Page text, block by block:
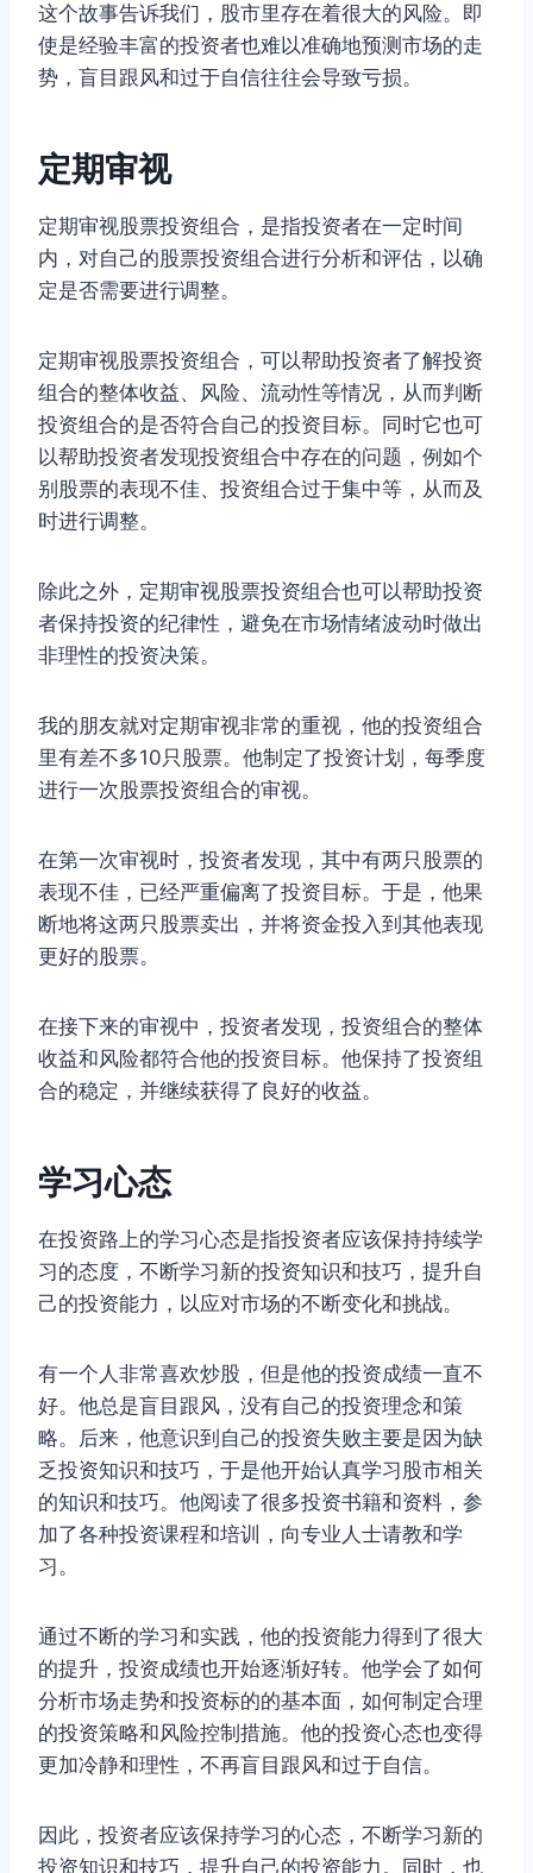
这个故事告诉我们，股市里存在着很大的风险。即
使是经验丰富的投资者也难以准确地预测市场的走
势，盲目跟风和过于自信往往会导致亏损。
定期审视
定期审视股票投资组合，是指投资者在一定时间
内，对自己的股票投资组合进行分析和评估，以确
定是否需要进行调整。
定期审视股票投资组合，可以帮助投资者了解投资
组合的整体收益、风险、流动性等情况，从而判断
投资组合的是否符合自己的投资目标。同时它也可
以帮助投资者发现投资组合中存在的问题，例如个
别股票的表现不佳、投资组合过于集中等，从而及
时进行调整。
除此之外，定期审视股票投资组合也可以帮助投资
者保持投资的纪律性，避免在市场情绪波动时做出
非理性的投资决策。
我的朋友就对定期审视非常的重视，他的投资组合
里有差不多10只股票。他制定了投资计划，每季度
进行一次股票投资组合的审视。
在第一次审视时，投资者发现，其中有两只股票的
表现不佳，已经严重偏离了投资目标。于是，他果
断地将这两只股票卖出，并将资金投入到其他表现
更好的股票。
在接下来的审视中，投资者发现，投资组合的整体
收益和风险都符合他的投资目标。他保持了投资组
合的稳定，并继续获得了良好的收益。
学习心态
在投资路上的学习心态是指投资者应该保持持续学
习的态度，不断学习新的投资知识和技巧，提升自
己的投资能力，以应对市场的不断变化和挑战。
有一个人非常喜欢炒股，但是他的投资成绩一直不
好。他总是盲目跟风，没有自己的投资理念和策
略。后来，他意识到自己的投资失败主要是因为缺
乏投资知识和技巧，于是他开始认真学习股市相关
的知识和技巧。他阅读了很多投资书籍和资料，参
加了各种投资课程和培训，向专业人士请教和学
习。
通过不断的学习和实践，他的投资能力得到了很大
的提升，投资成绩也开始逐渐好转。他学会了如何
分析市场走势和投资标的的基本面，如何制定合理
的投资策略和风险控制措施。他的投资心态也变得
更加冷静和理性，不再盲目跟风和过于自信。
因此，投资者应该保持学习的心态，不断学习新的
投资知识和技巧，提升自己的投资能力。同时，也